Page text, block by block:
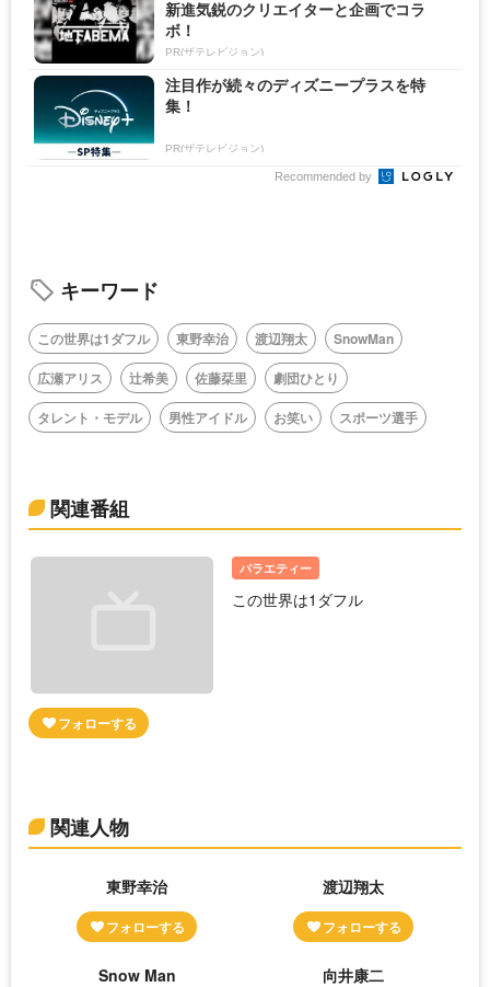
新進気鋭のクリエイターと企画でコラ
ボ！
PR(ザテレビジョン)
注目作が続々のディズニープラスを特
集！
PR(ザテレビジョン)
Recommended by
キーワード
この世界は1ダフル 東野幸治 渡辺翔太
SnowMan
広瀬アリス
辻希美 佐藤栞里
劇団ひとり
タレント・モデル
男性アイドル お笑い スポーツ選手
関連番組
バラエティー
この世界は1ダフル
関連人物
東野幸治 渡辺翔太
Snow Man 向井康二